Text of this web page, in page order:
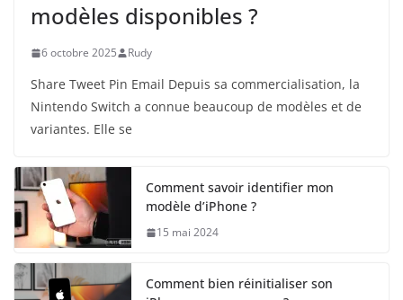
modèles disponibles ?
6 octobre 2025 Rudy
Share Tweet Pin Email Depuis sa commercialisation, la
Nintendo Switch a connue beaucoup de modèles et de
variantes. Elle se
Comment savoir identifier mon
modèle d’iPhone ?
15 mai 2024
Comment bien réinitialiser son